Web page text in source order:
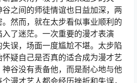
之间的师徒情谊也日益加深，两
然而，就在太步看似事业顺利的
了迷茫。一次重要的漫才表演
误，场面一度尴尬不堪。太步陷
疑自己是否真的适合成为漫才艺
谷没有责备他，而是耐心地与他
漫才艺人都会经历挫折和失误，